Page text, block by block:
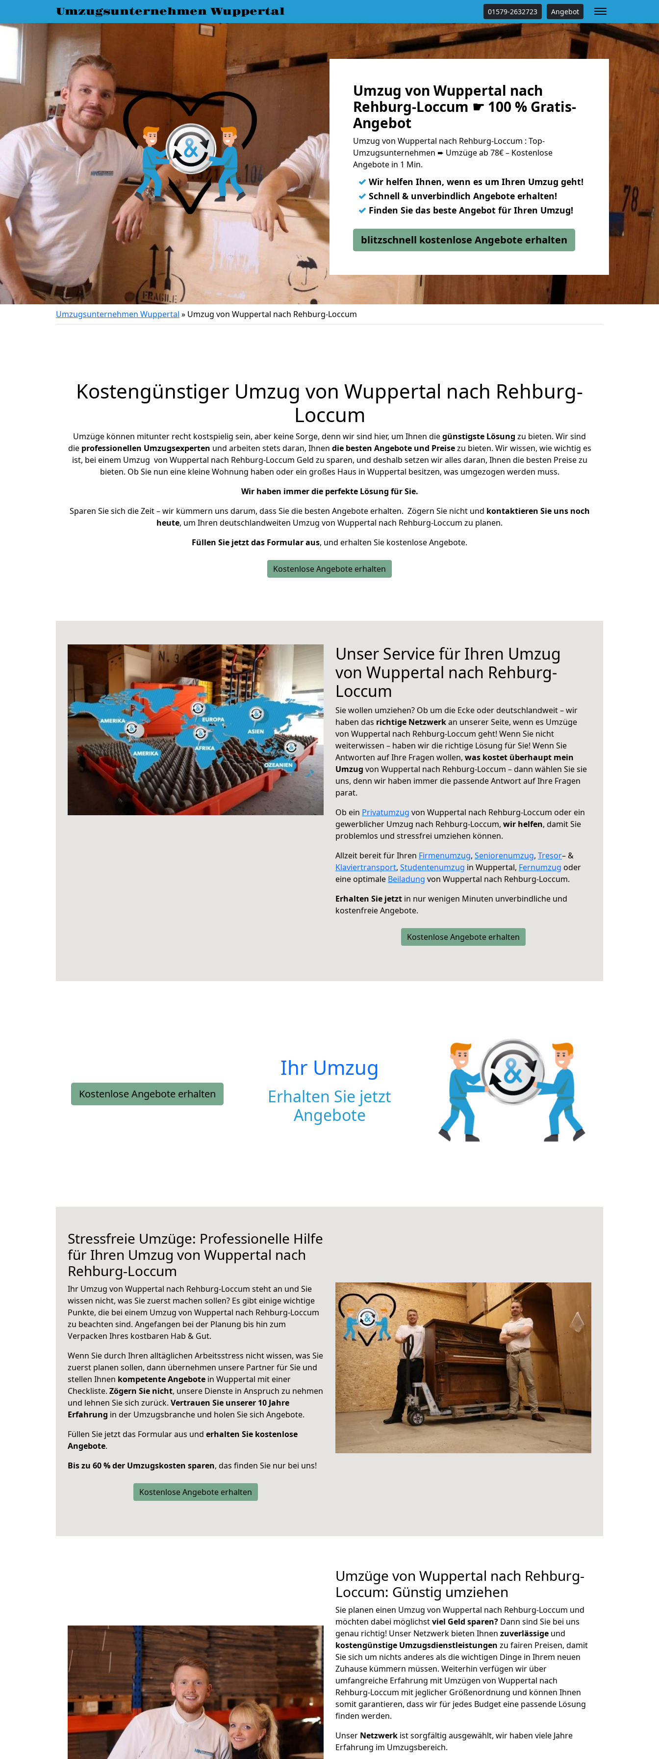
Umzugsunternehmen Wuppertal 01579-2632723 Angebot
Umzug von Wuppertal nach
Rehburg-Loccum ☛ 100 % Gratis-
Angebot
Umzug von Wuppertal nach Rehburg-Loccum : Top-
Umzugsunternehmen ➨ Umzüge ab 78€ – Kostenlose
Angebote in 1 Min.
✓ Wir helfen Ihnen, wenn es um Ihren Umzug geht!
✓ Schnell & unverbindlich Angebote erhalten!
✓ Finden Sie das beste Angebot für Ihren Umzug!
blitzschnell kostenlose Angebote erhalten
Umzugsunternehmen Wuppertal » Umzug von Wuppertal nach Rehburg-Loccum
Kostengünstiger Umzug von Wuppertal nach Rehburg-
Loccum
Umzüge können mitunter recht kostspielig sein, aber keine Sorge, denn wir sind hier, um Ihnen diegünstigste Lösung zu bieten. Wir sind
die professionellen Umzugsexperten und arbeiten stets daran, Ihnen die besten Angebote und Preisezu bieten. Wir wissen, wie wichtig es
ist, bei einem Umzug von Wuppertal nach Rehburg-Loccum Geld zu sparen, und deshalb setzen wir alles daran, Ihnen die besten Preise zu
bieten. Ob Sie nun eine kleine Wohnung haben oder ein großes Haus in Wuppertal besitzen, was umgezogen werden muss.
Wir haben immer die perfekte Lösung für Sie.
Sparen Sie sich die Zeit – wir kümmern uns darum, dass Sie die besten Angebote erhalten. Zögern Sie nicht und kontaktieren Sie uns noch
heute, um Ihren deutschlandweiten Umzug von Wuppertal nach Rehburg-Loccum zu planen.
Füllen Sie jetzt das Formular aus, und erhalten Sie kostenlose Angebote.
Kostenlose Angebote erhalten
Unser Service für Ihren Umzug
von Wuppertal nach Rehburg-
Loccum
Sie wollen umziehen? Ob um die Ecke oder deutschlandweit – wir
haben das richtige Netzwerkan unserer Seite, wenn es Umzüge
von Wuppertal nach Rehburg-Loccum geht! Wenn Sie nicht
weiterwissen – haben wir die richtige Lösung für Sie! Wenn Sie
Antworten auf Ihre Fragen wollen, was kostet überhaupt mein
Umzug von Wuppertal nach Rehburg-Loccum – dann wählen Sie sie
uns, denn wir haben immer die passende Antwort auf Ihre Fragen
parat.
Ob ein Privatumzug von Wuppertal nach Rehburg-Loccum oder ein
gewerblicher Umzug nach Rehburg-Loccum, wir helfen, damit Sie
problemlos und stressfrei umziehen können.
Allzeit bereit für Ihren Firmenumzug, Seniorenumzug, Tresor– &
Klaviertransport, Studentenumzug in Wuppertal, Fernumzug oder
eine optimale Beiladung von Wuppertal nach Rehburg-Loccum.
Erhalten Sie jetzt in nur wenigen Minuten unverbindliche und
kostenfreie Angebote.
Kostenlose Angebote erhalten
Kostenlose Angebote erhalten
Ihr Umzug
Erhalten Sie jetzt
Angebote
Stressfreie Umzüge: Professionelle Hilfe
für Ihren Umzug von Wuppertal nach
Rehburg-Loccum
Ihr Umzug von Wuppertal nach Rehburg-Loccum steht an und Sie
wissen nicht, was Sie zuerst machen sollen? Es gibt einige wichtige
Punkte, die bei einem Umzug von Wuppertal nach Rehburg-Loccum
zu beachten sind. Angefangen bei der Planung bis hin zum
Verpacken Ihres kostbaren Hab & Gut.
Wenn Sie durch Ihren alltäglichen Arbeitsstress nicht wissen, was Sie
zuerst planen sollen, dann übernehmen unsere Partner für Sie und
stellen Ihnen kompetente Angebote in Wuppertal mit einer
Checkliste. Zögern Sie nicht, unsere Dienste in Anspruch zu nehmen
und lehnen Sie sich zurück. Vertrauen Sie unserer 10 Jahre
Erfahrung in der Umzugsbranche und holen Sie sich Angebote.
Füllen Sie jetzt das Formular aus und erhalten Sie kostenlose
Angebote.
Bis zu 60 % der Umzugskosten sparen, das finden Sie nur bei uns!
Kostenlose Angebote erhalten
Umzüge von Wuppertal nach Rehburg-
Loccum: Günstig umziehen
Sie planen einen Umzug von Wuppertal nach Rehburg-Loccum und
möchten dabei möglichstviel Geld sparen? Dann sind Sie bei uns
genau richtig! Unser Netzwerk bieten Ihnen zuverlässige und
kostengünstige Umzugsdienstleistungen zu fairen Preisen, damit
Sie sich um nichts anderes als die wichtigen Dinge in Ihrem neuen
Zuhause kümmern müssen. Weiterhin verfügen wir über
umfangreiche Erfahrung mit Umzügen von Wuppertal nach
Rehburg-Loccum mit jeglicher Größenordnung und können Ihnen
somit garantieren, dass wir für jedes Budget eine passende Lösung
finden werden.
Unser Netzwerk ist sorgfältig ausgewählt, wir haben viele Jahre
Erfahrung im Umzugsbereich.